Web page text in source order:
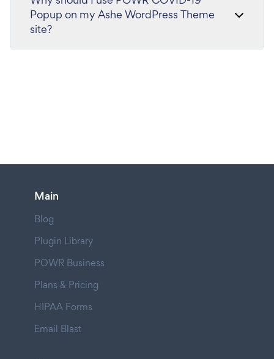
Popup on my Ashe WordPress Theme
site?
Main
Blog
Plugin Library
POWR Business
Plans & Pricing
HIPAA Forms
Email Blast